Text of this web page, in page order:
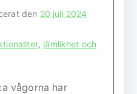
den 20 juli 2024
, jämlikhet och
vågorna har